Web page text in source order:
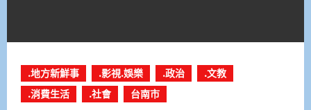
.地方新鮮事 .影視.娛樂 .政治
.文教
.消費生活
.社會 台南市